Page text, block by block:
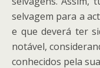
selvagem para a
e que deverá ter
notável,
conhecidos pela